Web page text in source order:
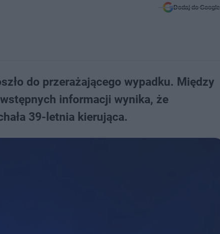
Dodaj do Google
do przerażającego wypadku. Między
informacji wynika, że
39-letnia kierująca.